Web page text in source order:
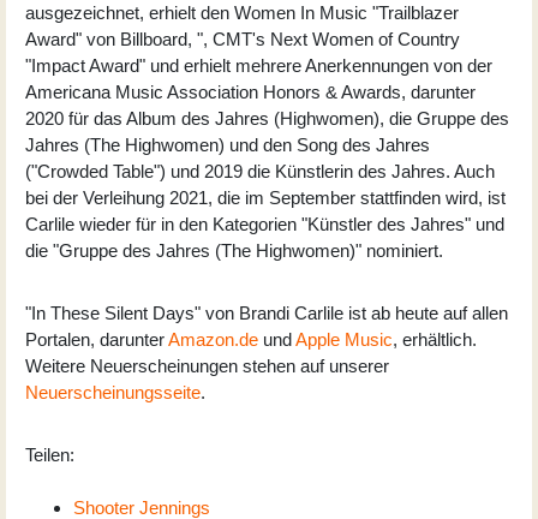
ausgezeichnet, erhielt den Women In Music "Trailblazer
Award" von Billboard, ", CMT's Next Women of Country
"Impact Award" und erhielt mehrere Anerkennungen von der
Americana Music Association Honors & Awards, darunter
2020 für das Album des Jahres (Highwomen), die Gruppe des
Jahres (The Highwomen) und den Song des Jahres
("Crowded Table") und 2019 die Künstlerin des Jahres. Auch
bei der Verleihung 2021, die im September stattfinden wird, ist
Carlile wieder für in den Kategorien "Künstler des Jahres" und
die "Gruppe des Jahres (The Highwomen)" nominiert.
"In These Silent Days" von Brandi Carlile ist ab heute auf allen
Portalen, darunterAmazon.de undApple Music, erhältlich.
Weitere Neuerscheinungen stehen auf unserer
Neuerscheinungsseite.
Teilen:
Shooter Jennings